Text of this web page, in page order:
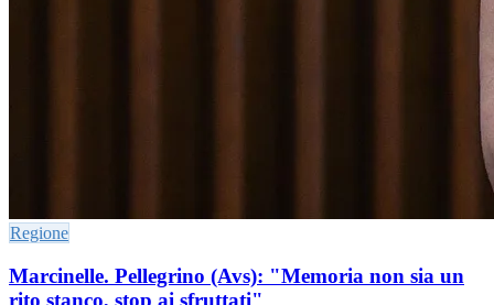
Regione
Marcinelle. Pellegrino (Avs): "Memoria non sia un
rito stanco, stop ai sfruttati"